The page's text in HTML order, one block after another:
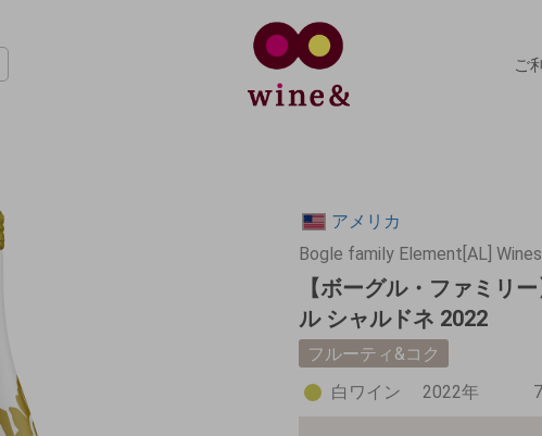
ご
アメリカ
Bogle family Element[AL]
【ボーグル・ファミリ
ル シャルドネ 2022
フルーティ&コク
白ワイン
2022年